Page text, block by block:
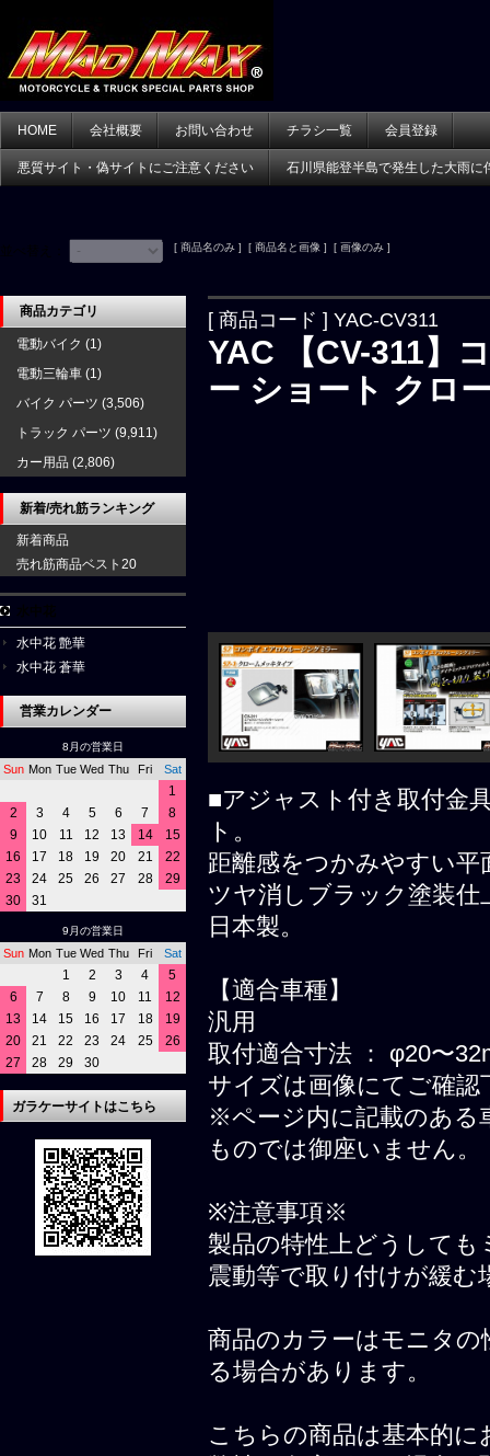
HOME 会社概要 お問い合わせ チラシ一覧 会員登録
悪質サイト・偽サイトにご注意ください 石川県能登半島で発生した大雨に
[ 商品名のみ ] [ 商品名と画像 ] [ 画像のみ ]
[ 商品コード ] YAC-CV311
YAC 【CV-311】
ー ショート クロ
■アジャスト付き取付金
ト。
距離感をつかみやすい平
ツヤ消しブラック塗装
日本製。
【適合車種】
汎用
取付適合寸法 ： φ20〜
サイズは画像にてご確認
※ページ内に記載のある
ものでは御座いません。
※注意事項※
製品の特性上どうして
震動等で取り付けが緩
商品のカラーはモニタの
る場合があります。
こちらの商品は基本的
商品カテゴリ
電動バイク (1)
電動三輪車 (1)
バイク パーツ (3,506)
トラック パーツ (9,911)
カー用品 (2,806)
新着/売れ筋ランキング
新着商品
売れ筋商品ベスト20
水中花 艶華
水中花 蒼華
営業カレンダー
8月の営業日
Sun Mon Tue Wed Thu Fri Sat
1
2
3 4 5 6 7
8
9
10 11 12 13 14
15
16
17 18 19 20 21
22
23
24 25 26 27 28
29
30
31
9月の営業日
Sun Mon Tue Wed Thu Fri Sat
1 2 3 4
5
6
7 8 9 10 11
12
13
14 15 16 17 18
19
20
21 22 23 24 25
26
27
28 29 30
ガラケーサイトはこちら